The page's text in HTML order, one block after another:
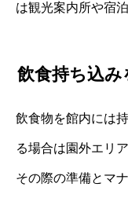
は観光案内所や宿
飲食持ち込
飲食物を館内には
る場合は園外エリ
その際の準備とマ